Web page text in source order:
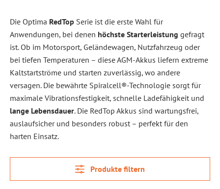
Die Optima RedTop Serie ist die erste Wahl für
Anwendungen, bei denen höchste Starterleistung gefragt
ist. Ob im Motorsport, Geländewagen, Nutzfahrzeug oder
bei tiefen Temperaturen – diese AGM-Akkus liefern extreme
Kaltstartströme und starten zuverlässig, wo andere
versagen. Die bewährte Spiralcell®-Technologie sorgt für
maximale Vibrationsfestigkeit, schnelle Ladefähigkeit und
lange Lebensdauer. Die RedTop Akkus sind wartungsfrei,
auslaufsicher und besonders robust – perfekt für den
harten Einsatz.
Produkte filtern